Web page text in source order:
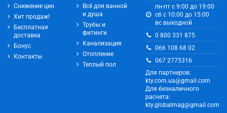
Снижение цен
Хит продаж!
Бесплатная
доставка
Бонус
Контакты
Всё для ванной
и душа
Трубы и
фитинги
Канализация
Отопление
Теплый пол
пн-пт с 9:00 до 19:00
сб с 10:00 до 15:00
вс выходной
0 800 331 875
066 108 68 02
067 2775316
Для партнеров:
kty.com.ua@gmail.com
Для безналичного
расчета:
kty.globalmag@gmail.com